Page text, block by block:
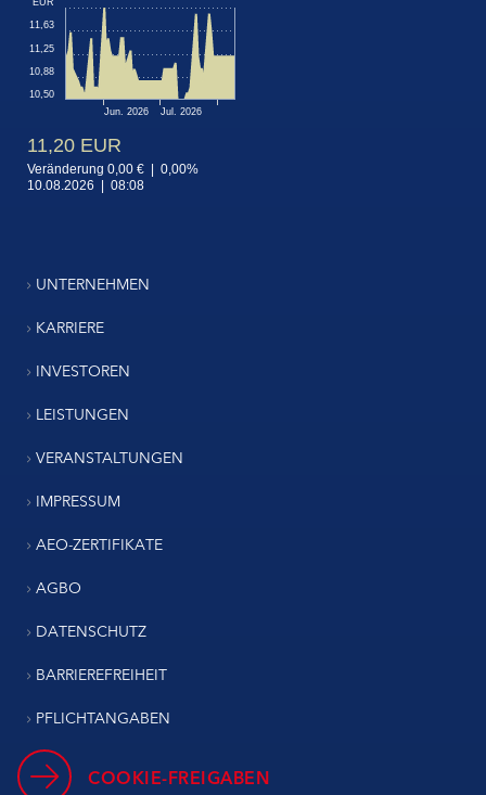
UNTERNEHMEN
KARRIERE
INVESTOREN
LEISTUNGEN
VERANSTALTUNGEN
IMPRESSUM
AEO-ZERTIFIKATE
AGBO
DATENSCHUTZ
BARRIEREFREIHEIT
PFLICHTANGABEN
COOKIE-FREIGABEN